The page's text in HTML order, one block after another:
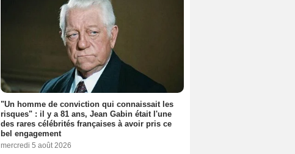
"Un homme de conviction qui connaissait les
risques" : il y a 81 ans, Jean Gabin était l'une
des rares célébrités françaises à avoir pris ce
bel engagement
mercredi 5 août 2026